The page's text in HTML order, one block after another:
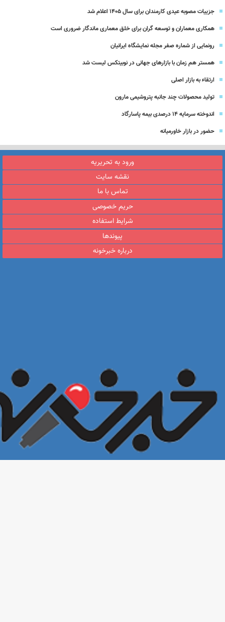
جزییات مصوبه عیدی کارمندان برای سال 1405 اعلام شد
همکاری معماران و توسعه گران برای خلق معماری ماندگار ضروری است
رونمایی از شماره صفر مجله نمایشگاه ایرانیان
همستر هم زمان با بازارهای جهانی در نوبیتکس لیست شد
ارتقاء به بازار اصلی
تولید محصولات چند جانبه پتروشیمی مارون
اندوخته سرمایه 14 درصدی بیمه پاسارگاد
حضور در بازار خاورمیانه
ورود به تحریریه
نقشه سایت
تماس با ما
حریم خصوصی
شرایط استفاده
پیوندها
درباره خبرخونه